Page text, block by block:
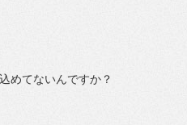
めてないんですか？